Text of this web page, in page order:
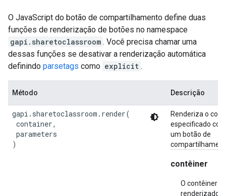
O JavaScript do botão de compartilhamento define duas
funções de renderização de botões no namespace
gapi.sharetoclassroom . Você precisa chamar uma
dessas funções se desativar a renderização automática
definindo parsetags como explicit .
Método Descrição
gapi.sharetoclassroom.render(
container,
parameters
)
Renderiza o
especificado
um botão de
contêiner
O contêiner a
renderizado